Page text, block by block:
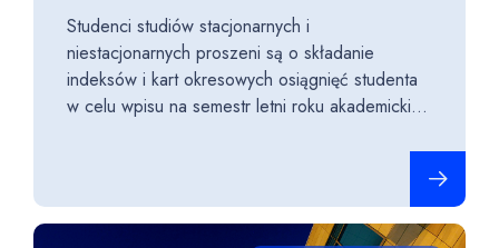
Studenci studiów stacjonarnych i
niestacjonarnych proszeni są o składanie
indeksów i kart okresowych osiągnięć studenta
w celu wpisu na semestr letni roku akademicki...